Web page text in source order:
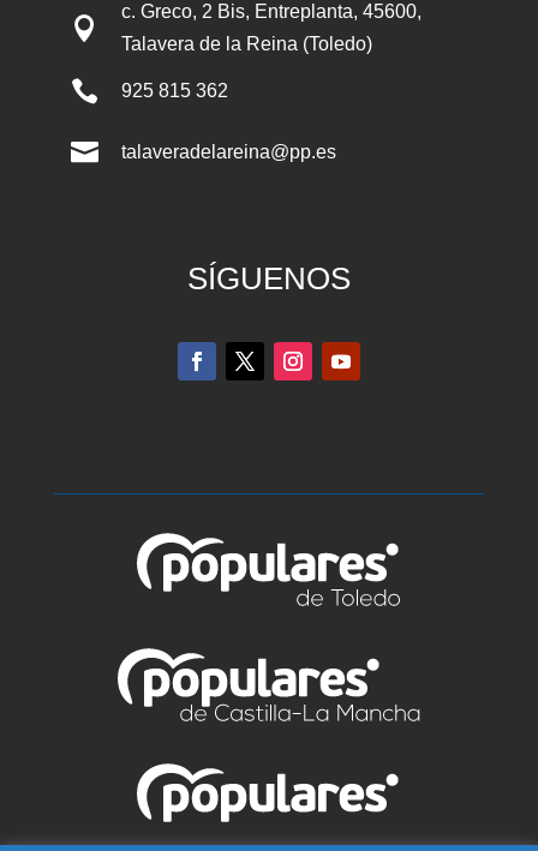

c. Greco, 2 Bis, Entreplanta, 45600,
Talavera de la Reina (Toledo)
 925 815 362
 talaveradelareina@pp.es
SÍGUENOS